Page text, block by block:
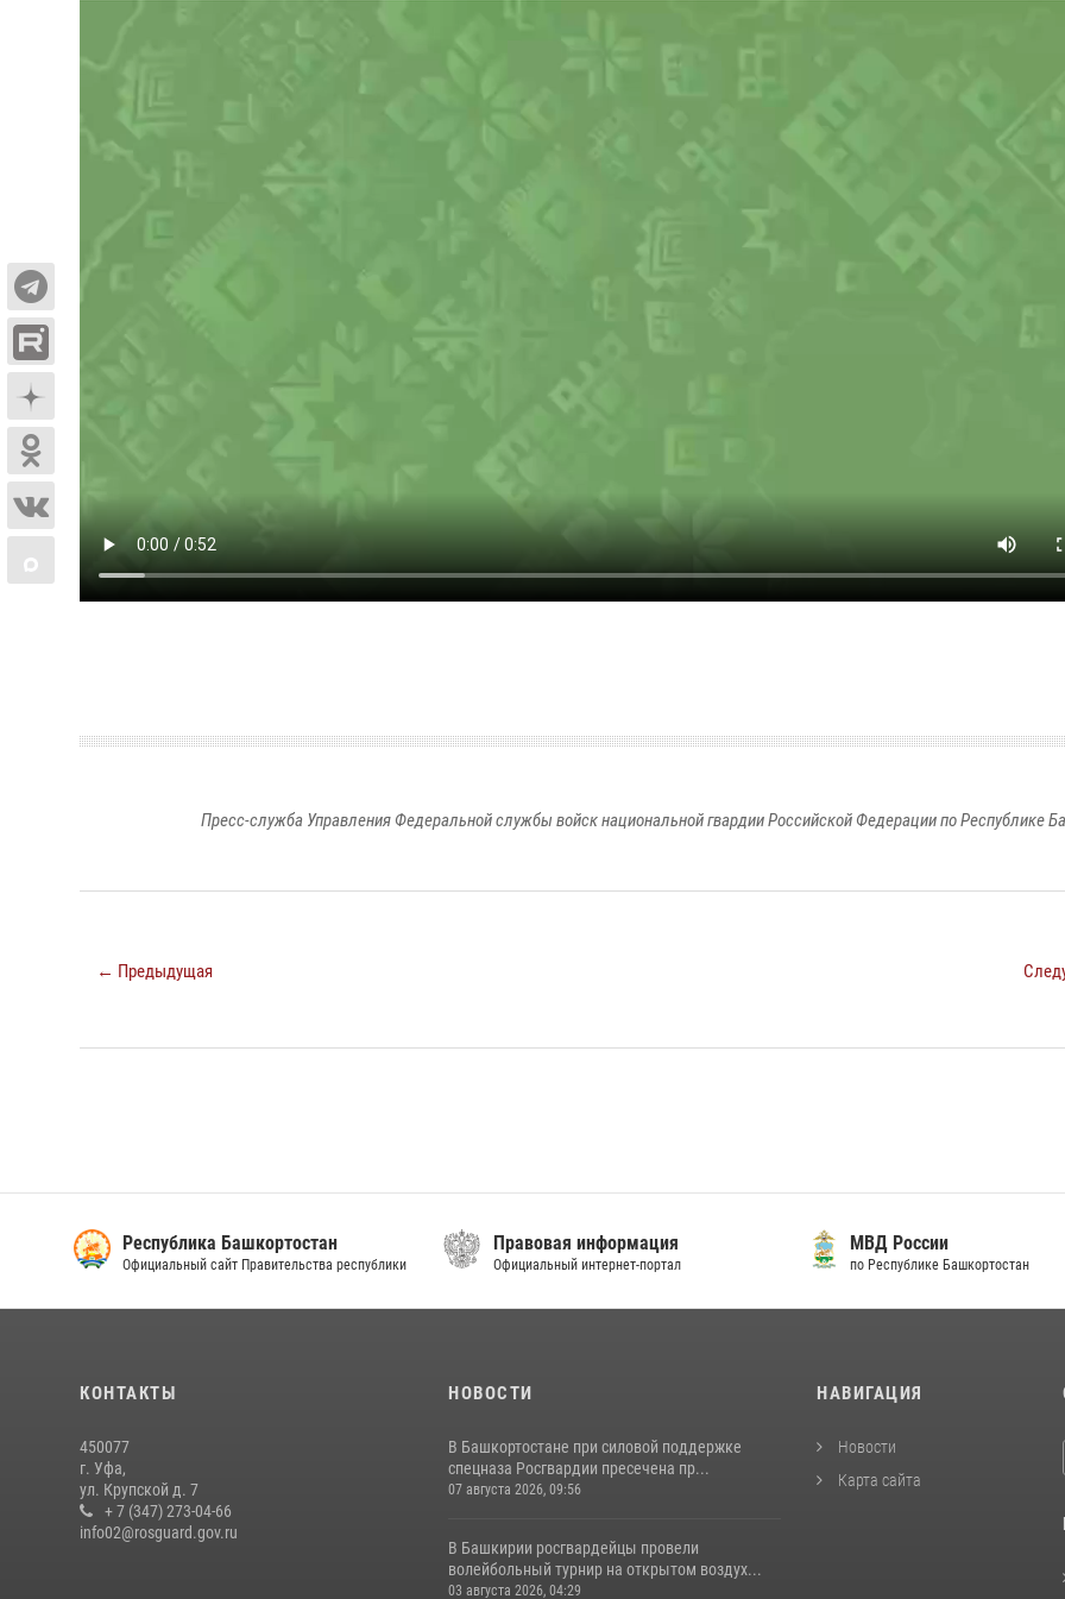
Пресс-служба Управления Федеральной службы войск национальной гвардии Российской Федерации по Республике
← Предыдущая
Республика Башкортостан
Официальный сайт Правительства республики
Правовая информация
Официальный интернет-портал
МВД России
по Республике Башкортостан
КОНТАКТЫ
450077
г. Уфа,
ул. Крупской д. 7
+ 7 (347) 273-04-66
info02@rosguard.gov.ru
НОВОСТИ
В Башкортостане при силовой поддержке
спецназа Росгвардии пресечена пр...
07 августа 2026, 09:56
В Башкирии росгвардейцы провели
волейбольный турнир на открытом воздух...
03 августа 2026, 04:29
НАВИГАЦИЯ
Новости
Карта сайта